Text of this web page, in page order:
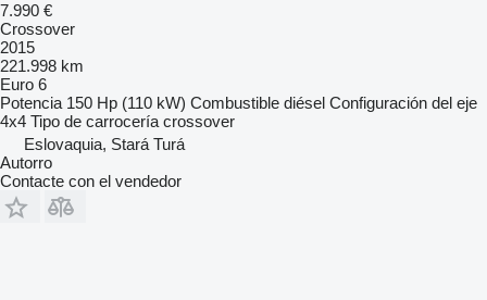
7.990 €
Crossover
2015
221.998 km
Euro 6
Potencia 150 Hp (110 kW) Combustible diésel Configuración del eje
4x4 Tipo de carrocería crossover
Eslovaquia, Stará Turá
Autorro
Contacte con el vendedor